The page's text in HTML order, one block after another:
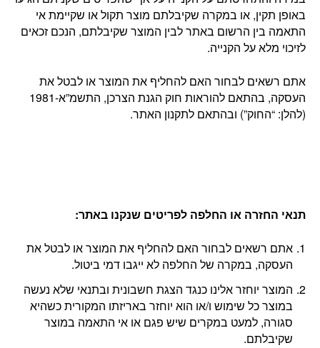
באופן תקין, או במקרה שקיבלתם מוצר תקול או שקיימת אי
התאמה בין הרשום באתר לבין המוצר שקיבלתם, הנכם זכאים
לזיכוי מלא על הקנייה.
אתם רשאים לבחור האם להחליף את המוצר או לבטל את
העסקה, בהתאם להוראות חוק הגנת הצרכן, התשמ”א-1981
(להלן: “החוק”) ובהתאם לתקנון האתר.
תנאי החזרה או החלפה לפריטים שנקנו באתר:
אתם רשאים לבחור האם להחליף את המוצר או לבטל את
העסקה, במקרה של החלפה לא ייגבו דמי ביטול.
המוצר יוחזר אלינו כנגד הצגת חשבונית ובתנאי שלא נעשה
במוצר כל שימוש ו/או הוא יוחזר באריזתו המקורית כשהיא
סגורה, למעט במקרים שיש פגם או אי התאמה במוצר
שקיבלתם.